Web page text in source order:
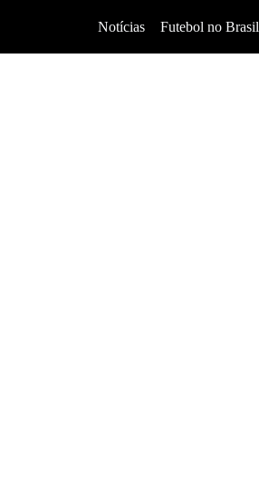
Notícias Futebol no Brasil